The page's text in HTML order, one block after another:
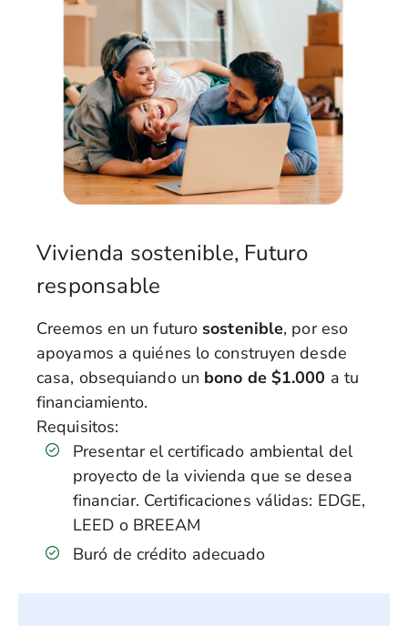
Vivienda sostenible, Futuro
responsable
Creemos en un futuro sostenible, por eso
apoyamos a quiénes lo construyen desde
casa, obsequiando un bono de $1.000 a tu
financiamiento.
Requisitos:
Presentar el certificado ambiental del
proyecto de la vivienda que se desea
financiar. Certificaciones válidas: EDGE,
LEED o BREEAM
Buró de crédito adecuado